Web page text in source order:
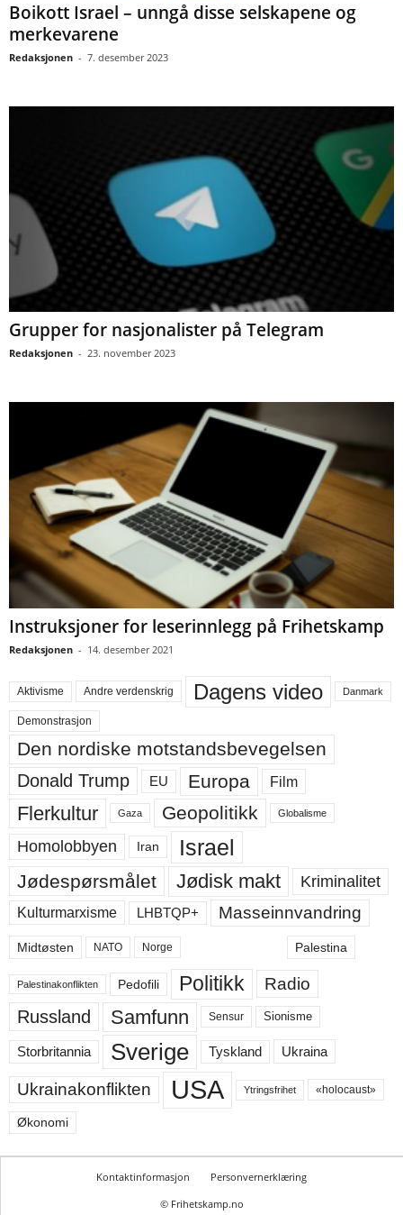
Boikott Israel – unngå disse selskapene og
merkevarene
Redaksjonen - 7. desember 2023
Grupper for nasjonalister på Telegram
Redaksjonen - 23. november 2023
Instruksjoner for leserinnlegg på Frihetskamp
Redaksjonen - 14. desember 2021
Aktivisme Andre verdenskrig Dagens video Danmark
Demonstrasjon
Den nordiske motstandsbevegelsen
Donald Trump EU Europa Film
Flerkultur Gaza Geopolitikk Globalisme
Homolobbyen Iran Israel
Jødespørsmålet Jødisk makt Kriminalitet
Kulturmarxisme LHBTQP+ Masseinnvandring
Midtøsten NATO Norge Palestina
Palestinakonflikten Pedofili Politikk Radio
Russland Samfunn Sensur Sionisme
Storbritannia Sverige Tyskland Ukraina
Ukrainakonflikten USA Ytringsfrihet «holocaust»
Økonomi
Kontaktinformasjon
Personvernerklæring
© Frihetskamp.no